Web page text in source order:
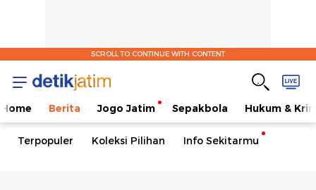
SCROLL TO CONTINUE WITH CONTENT
Home Berita Jogo Jatim Sepakbola Hukum &
Terpopuler Koleksi Pilihan Info Sekitarmu